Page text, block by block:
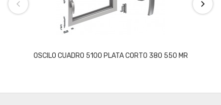
OSCILO CUADRO 5100 PLATA CORTO 380 550 MR